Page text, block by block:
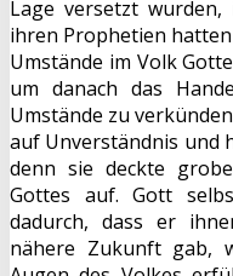
Lage versetzt
ihren Prophetien
Umstände im Volk
um danach das
Umstände zu
auf Unverständnis und
denn sie deckte
Gottes auf. Gott
dadurch, dass er
nähere Zukunft gab,